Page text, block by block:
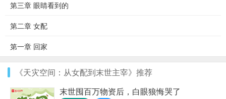
第三章 眼睛看到的
第二章 女配
第一章 回家
《天灾空间：从女配到末世主宰》推荐
末世囤百万物资后，白眼狼悔哭了